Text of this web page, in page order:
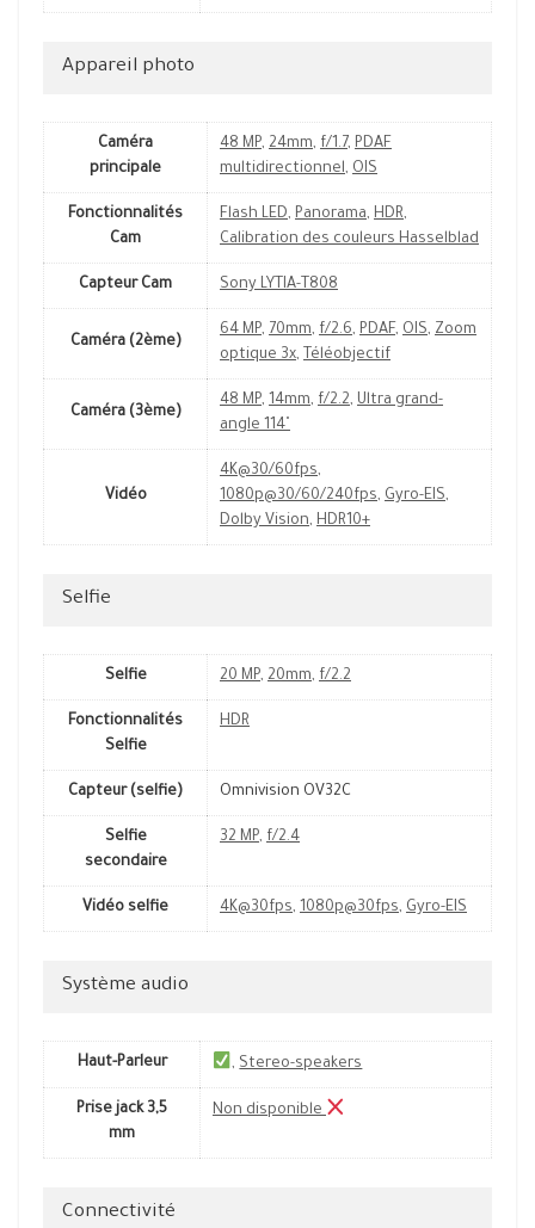
Appareil photo
Caméra
principale
48 MP, 24mm, f/1.7, PDAF
multidirectionnel, OIS
Fonctionnalités
Cam
Flash LED, Panorama, HDR,
Calibration des couleurs Hasselblad
Capteur Cam Sony LYTIA-T808
Caméra (2ème)
64 MP, 70mm, f/2.6, PDAF, OIS, Zoom
optique 3x, Téléobjectif
Caméra (3ème)
48 MP, 14mm, f/2.2, Ultra grand-
angle 114˚
Vidéo
4K@30/60fps,
1080p@30/60/240fps, Gyro-EIS,
Dolby Vision, HDR10+
Selfie
Selfie 20 MP, 20mm, f/2.2
Fonctionnalités
Selfie
HDR
Capteur (selfie) Omnivision OV32C
Selfie
secondaire
32 MP, f/2.4
Vidéo selfie 4K@30fps, 1080p@30fps, Gyro-EIS
Système audio
Haut-Parleur ,Stereo-speakers
Prise jack 3,5
mm
Non disponible
Connectivité